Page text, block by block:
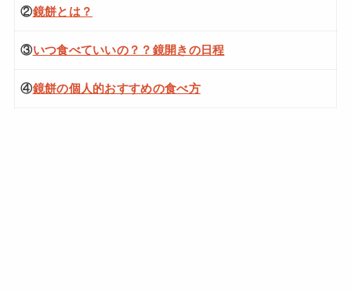
②鏡餅とは？
③いつ食べていいの？？鏡開きの日程
④鏡餅の個人的おすすめの食べ方